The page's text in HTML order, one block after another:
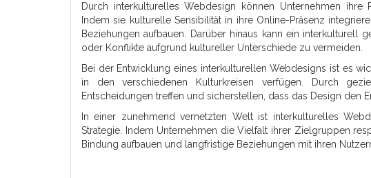
Durch interkulturelles Webdesign können Unternehmen
Indem sie kulturelle Sensibilität in ihre Online-Präsenz
Beziehungen aufbauen. Darüber hinaus kann ein interkulturell
oder Konflikte aufgrund kultureller Unterschiede zu vermeiden.
Bei der Entwicklung eines interkulturellen Webdesigns ist es
in den verschiedenen Kulturkreisen verfügen. Durch
Entscheidungen treffen und sicherstellen, dass das Design
In einer zunehmend vernetzten Welt ist interkulturelles
Strategie. Indem Unternehmen die Vielfalt ihrer Zielgruppen
Bindung aufbauen und langfristige Beziehungen mit ihren